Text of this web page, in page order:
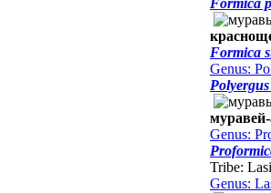
Formica
Genus:
Genus:
Tribe:
Genus: